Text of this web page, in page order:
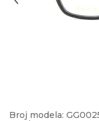
Broj modela: